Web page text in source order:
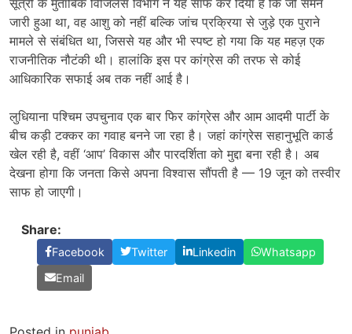
जारी हुआ था, वह आशु को नहीं बल्कि जांच प्रक्रिया से जुड़े एक पुराने
मामले से संबंधित था, जिससे यह और भी स्पष्ट हो गया कि यह महज़ एक
राजनीतिक नौटंकी थी। हालांकि इस पर कांग्रेस की तरफ से कोई
आधिकारिक सफाई अब तक नहीं आई है।
लुधियाना पश्चिम उपचुनाव एक बार फिर कांग्रेस और आम आदमी पार्टी के
बीच कड़ी टक्कर का गवाह बनने जा रहा है। जहां कांग्रेस सहानुभूति कार्ड
खेल रही है, वहीं ‘आप’ विकास और पारदर्शिता को मुद्दा बना रही है। अब
देखना होगा कि जनता किसे अपना विश्वास सौंपती है — 19 जून को तस्वीर
साफ हो जाएगी।
Share:
Facebook Twitter Linkedin
Whatsapp
Email